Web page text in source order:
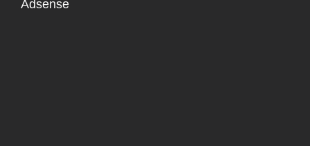
Adsense